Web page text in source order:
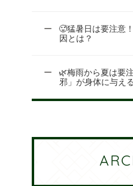
🥵猛暑日は要注意
因とは？
🌿梅雨から夏は要
邪」が身体に与え